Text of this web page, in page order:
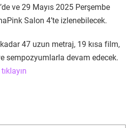
ve 29 Mayıs 2025 Perşembe
Salon 4’te izlenebilecek.
47 uzun metraj, 19 kısa film,
sempozyumlarla devam edecek.
tıklayın